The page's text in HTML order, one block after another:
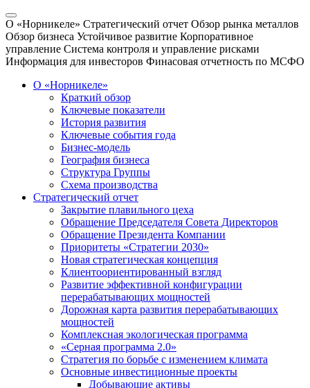
О «Норникеле» Стратегический отчет Обзор рынка металлов
Обзор бизнеса Устойчивое развитие Корпоративное
управление Система контроля и управление рисками
Информация для инвесторов Финасовая отчетность по МСФО
О «Норникеле»
Краткий обзор
Ключевые показатели
История развития
Ключевые события года
Бизнес-модель
География бизнеса
Структура Группы
Схема производства
Стратегический отчет
Закрытие плавильного цеха
Обращение Председателя Совета Директоров
Обращение Президента Компании
Приоритеты «Стратегии 2030»
Новая стратегическая концепция
Клиентоориентированный взгляд
Развитие эффективной конфигурации
перерабатывающих мощностей
Дорожная карта развития перерабатывающих
мощностей
Комплексная экологическая программа
«Серная программа 2.0»
Стратегия по борьбе с изменением климата
Основные инвестиционные проекты
Добывающие активы